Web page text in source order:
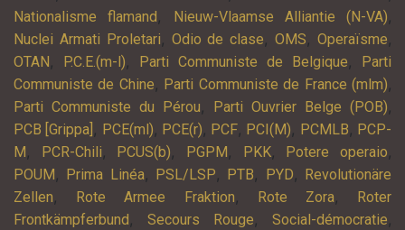
Nationalisme flamand , Nieuw-Vlaamse Alliantie (N-VA),
Nuclei Armati Proletari, Odio de clase,OMS,Operaïsme,
OTAN , P.C.E.(m-l), Parti Communiste de Belgique,
Parti
Communiste de Chine, Parti Communiste de France (mlm),
Parti Communiste du Pérou, Parti Ouvrier Belge (POB),
PCB [Grippa] , PCE(ml), PCE(r), PCF, PCI(M), PCMLB, PCP-
M , PCR-Chili, PCUS(b), PGPM , PKK, Potere operaio,
POUM , Prima Linéa, PSL/LSP, PTB, PYD,
Revolutionäre
Zellen, Rote Armee Fraktion, Rote Zora,
Roter
Frontkämpferbund , Secours Rouge, Social-démocratie,